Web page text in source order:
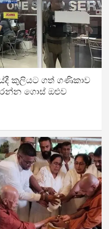
කුලියට ගත් ගණිකාව
ගොස් ඔළුව